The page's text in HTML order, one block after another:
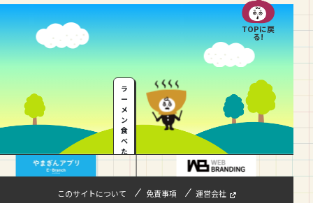
o
o
k
TOPに戻
る!
ラ
ー
メ
ン
食
べ
た
このサイトについて 免責事項 運営会社